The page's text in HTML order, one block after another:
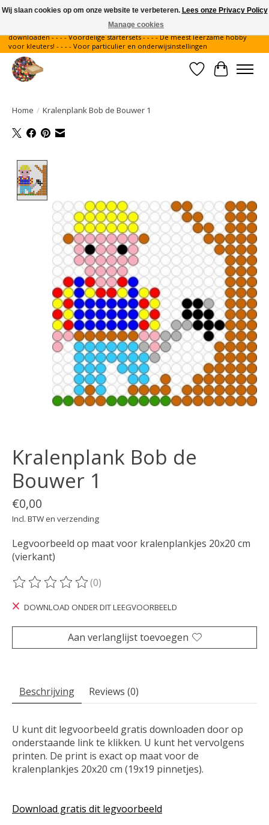
Gratis verzending binnen Nederland - - - - Legvoorbeelden gratis te
downloaden - - - - Voordelige startersets - - - - De meest leerzame hobby
voor kleuters! - - - - Voor particulier en onderwijsinstellingen
Verlanglijst
Home / Kralenplank Bob de Bouwer 1
Kralenplank Bob de
Bouwer 1
€0,00
Incl. BTW en verzending
Legvoorbeeld op maat voor kralenplankjes 20x20 cm
(vierkant)
De beoordeling van dit product is
(0)
DOWNLOAD ONDER DIT LEEGVOORBEELD
Aan verlanglijst toevoegen
Beschrijving Reviews (0)
U kunt dit legvoorbeeld gratis downloaden door op
onderstaande link te klikken. U kunt het vervolgens
printen. De print is exact op maat voor de
kralenplankjes 20x20 cm (19x19 pinnetjes).
Download gratis dit legvoorbeeld
Wij slaan cookies op om onze website te verbeteren. Lees onze Privacy Policy
Manage cookies